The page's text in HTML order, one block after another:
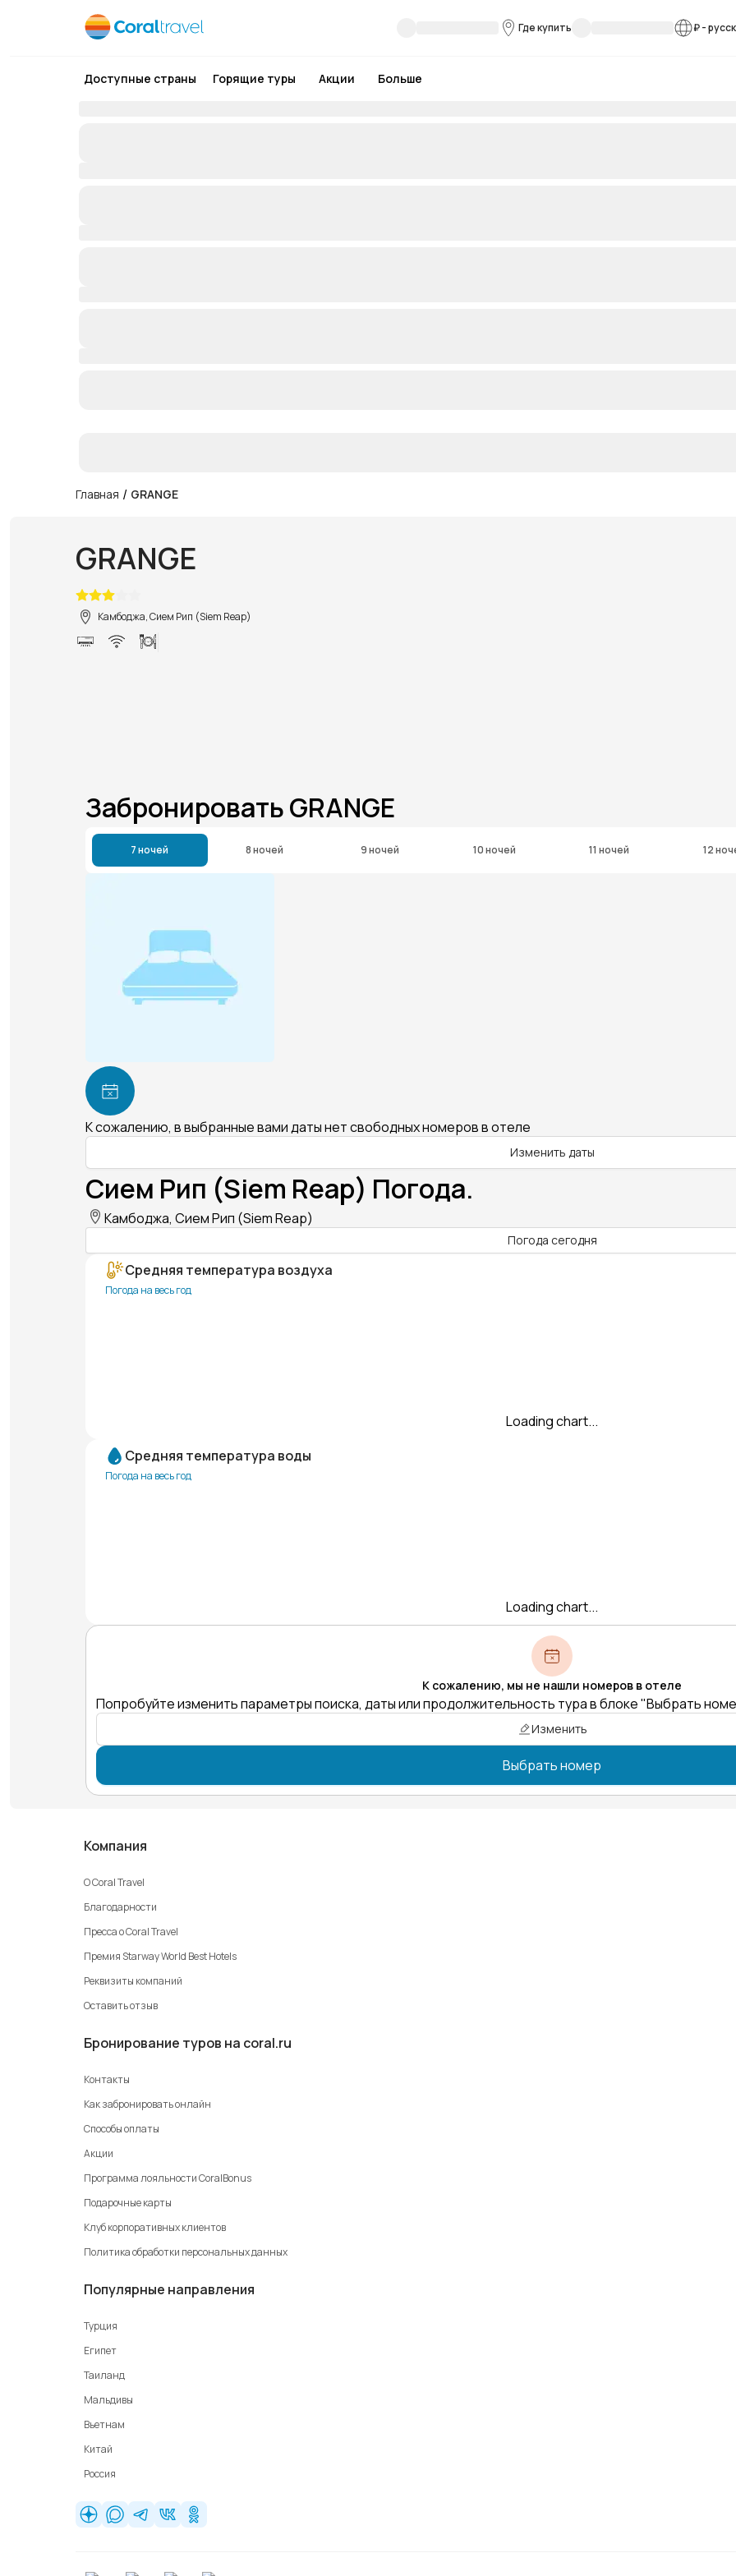
Где купить ₽-
Доступные страны Горящие туры Акции Больше
Главная / GRANGE
GRANGE
Камбоджа, Сием Рип (Siem Reap)
Забронировать GRANGE
7 ночей 8 ночей 9 ночей 10 ночей 11 ночей 12
К сожалению, в выбранные вами даты нет свободных номеров в отеле
Изменить даты
Сием Рип (Siem Reap) Погода.
Камбоджа, Сием Рип (Siem Reap)
Погода сегодня
Средняя температура воздуха
Погода на весь год
Loading chart...
Средняя температура воды
Погода на весь год
Loading chart...
К сожалению, мы не нашли номеров в отеле
Попробуйте изменить параметры поиска, даты или продолжительность тура в блоке "Выбрать
Изменить
Выбрать номер
Компания
О Coral Travel
Благодарности
Пресса о Coral Travel
Премия Starway World Best Hotels
Реквизиты компаний
Оставить отзыв
Бронирование туров на coral.ru
Контакты
Как забронировать онлайн
Способы оплаты
Акции
Программа лояльности CoralBonus
Подарочные карты
Клуб корпоративных клиентов
Политика обработки персональных данных
Популярные направления
Турция
Египет
Таиланд
Мальдивы
Вьетнам
Китай
Россия